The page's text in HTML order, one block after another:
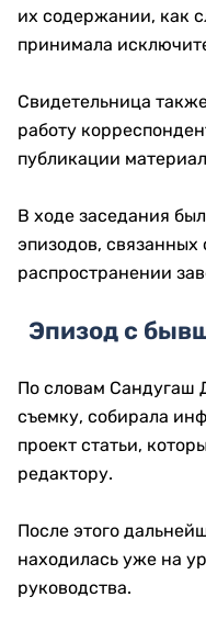
их содержании, как
принимала
Свидетельница
работу
публикации
В ходе заседания
эпизодов, связанных
распространении
Эпизод с
По словам Сандугаш
съемку, собирала
проект статьи,
редактору.
После этого
находилась уже на
руководства.